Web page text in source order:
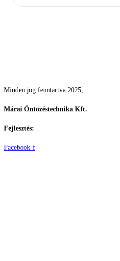
Minden jog fenntartva 2025,
Márai Öntözéstechnika Kft.
Fejlesztés:
Facebook-f